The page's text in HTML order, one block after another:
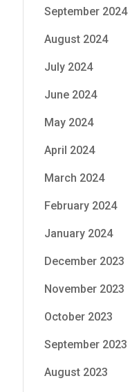
September 2024
August 2024
July 2024
June 2024
May 2024
April 2024
March 2024
February 2024
January 2024
December 2023
November 2023
October 2023
September 2023
August 2023